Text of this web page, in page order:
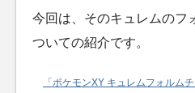
今回は、そのキュレムのフ
ついての紹介です。
「ポケモンXY キュレムフォルム